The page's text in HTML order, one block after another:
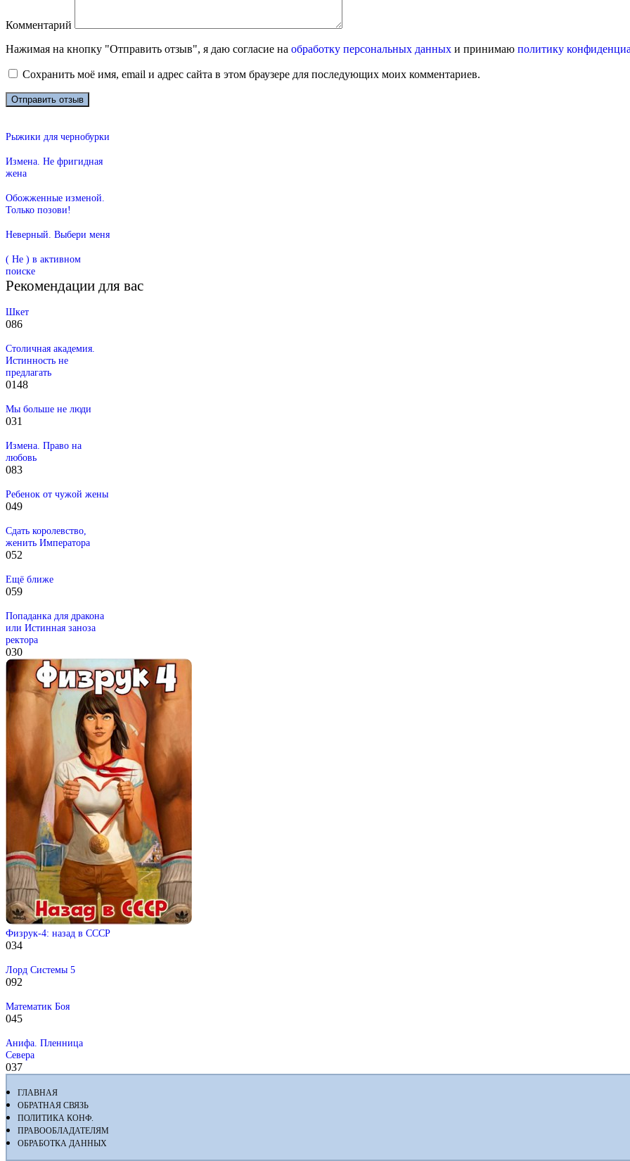
Комментарий
Нажимая на кнопку "Отправить отзыв", я даю согласие на обработку персональных данных и принимаю политику
Сохранить моё имя, email и адрес сайта в этом браузере для последующих моих комментариев.
Рыжики для чернобурки
Измена. Не фригидная
жена
Обожженные изменой.
Только позови!
Неверный. Выбери меня
( Не ) в активном
поиске
Рекомендации для вас
Шкет
086
Столичная академия.
Истинность не
предлагать
0148
Мы больше не люди
031
Измена. Право на
любовь
083
Ребенок от чужой жены
049
Сдать королевство,
женить Императора
052
Ещё ближе
059
Попаданка для дракона
или Истинная заноза
ректора
030
Физрук-4: назад в СССР
034
Лорд Системы 5
092
Математик Боя
045
Анифа. Пленница
Севера
037
ГЛАВНАЯ
ОБРАТНАЯ СВЯЗЬ
ПОЛИТИКА КОНФ.
ПРАВООБЛАДАТЕЛЯМ
ОБРАБОТКА ДАННЫХ